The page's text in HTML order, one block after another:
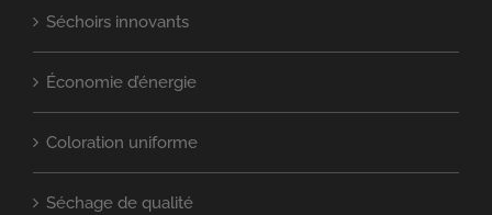
Séchoirs innovants
Économie d’énergie
Coloration uniforme
Séchage de qualité